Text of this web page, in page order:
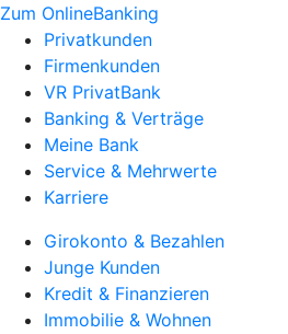
Zum OnlineBanking
Privatkunden
Firmenkunden
VR PrivatBank
Banking & Verträge
Meine Bank
Service & Mehrwerte
Karriere
Girokonto & Bezahlen
Junge Kunden
Kredit & Finanzieren
Immobilie & Wohnen